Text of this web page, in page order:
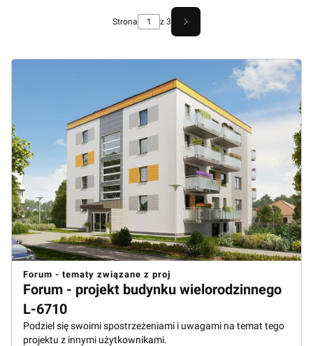
Strona z 3
Następne wpisy
Forum - tematy związane z proj
Forum - projekt budynku wielorodzinnego
L-6710
Podziel się swoimi spostrzeżeniami i uwagami na temat tego
projektu z innymi użytkownikami.